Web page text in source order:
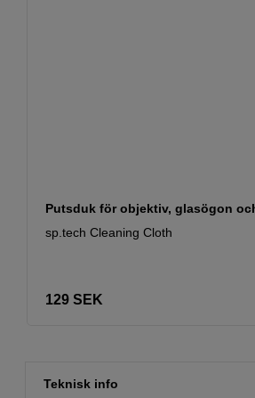
Putsduk för objektiv, glasögon
sp.tech Cleaning Cloth
129 SEK
Teknisk info